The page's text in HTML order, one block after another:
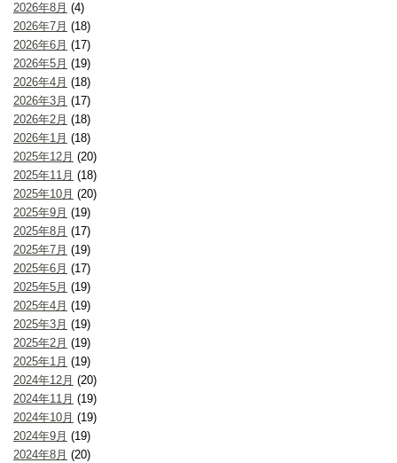
2026年8月 (4)
2026年7月 (18)
2026年6月 (17)
2026年5月 (19)
2026年4月 (18)
2026年3月 (17)
2026年2月 (18)
2026年1月 (18)
2025年12月 (20)
2025年11月 (18)
2025年10月 (20)
2025年9月 (19)
2025年8月 (17)
2025年7月 (19)
2025年6月 (17)
2025年5月 (19)
2025年4月 (19)
2025年3月 (19)
2025年2月 (19)
2025年1月 (19)
2024年12月 (20)
2024年11月 (19)
2024年10月 (19)
2024年9月 (19)
2024年8月 (20)